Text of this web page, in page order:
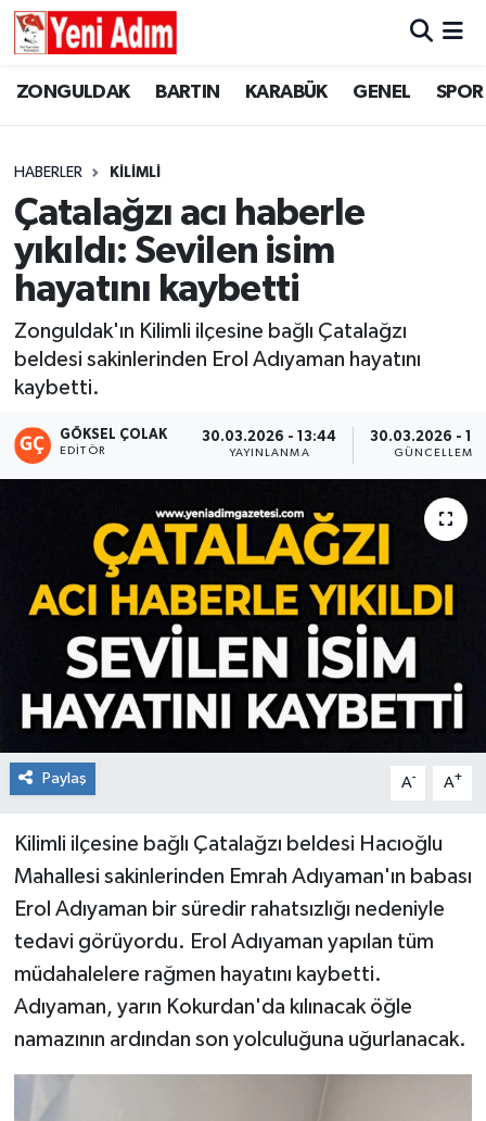
ZONGULDAK BARTIN KARABÜK GENEL SPOR
HABERLER KİLİMLİ
Çatalağzı acı haberle
yıkıldı: Sevilen isim
hayatını kaybetti
Zonguldak'ın Kilimli ilçesine bağlı Çatalağzı
beldesi sakinlerinden Erol Adıyaman hayatını
kaybetti.
GÖKSEL ÇOLAK
EDITÖR
30.03.2026 - 13:44
YAYINLANMA
30.03.2026 -
GÜNCELLEME
Paylaş A- A+
Kilimli ilçesine bağlı Çatalağzı beldesi Hacıoğlu
Mahallesi sakinlerinden Emrah Adıyaman'ın babası
Erol Adıyaman bir süredir rahatsızlığı nedeniyle
tedavi görüyordu. Erol Adıyaman yapılan tüm
müdahalelere rağmen hayatını kaybetti.
Adıyaman, yarın Kokurdan'da kılınacak öğle
namazının ardından son yolculuğuna uğurlanacak.
ZONGULDAK
GÜNCEL
SİYASET
RESMİ İLAN
ZONGULDAK
GENEL
SPOR
SİYASET
RESMİ İLAN
Künye
Zonguldak Hava Durumu
Tüm Manşetler
Son Dakika Haberleri
Haber Arşivi